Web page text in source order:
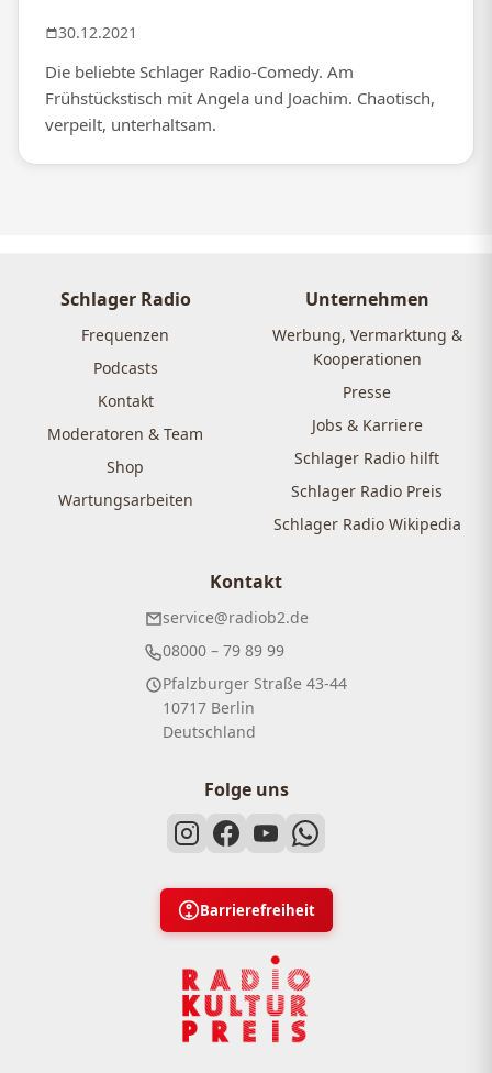
30.12.2021
Die beliebte Schlager Radio-Comedy. Am
Frühstückstisch mit Angela und Joachim. Chaotisch,
verpeilt, unterhaltsam.
Schlager Radio
Frequenzen
Podcasts
Kontakt
Moderatoren & Team
Shop
Wartungsarbeiten
Unternehmen
Werbung, Vermarktung &
Kooperationen
Presse
Jobs & Karriere
Schlager Radio hilft
Schlager Radio Preis
Schlager Radio Wikipedia
Kontakt
service@radiob2.de
08000 – 79 89 99
Pfalzburger Straße 43-44
10717 Berlin
Deutschland
Folge uns
Barrierefreiheit